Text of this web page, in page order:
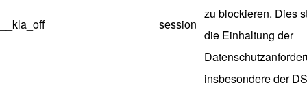
__kla_off session
zu blockieren. Dies
die Einhaltung der
insbesondere der